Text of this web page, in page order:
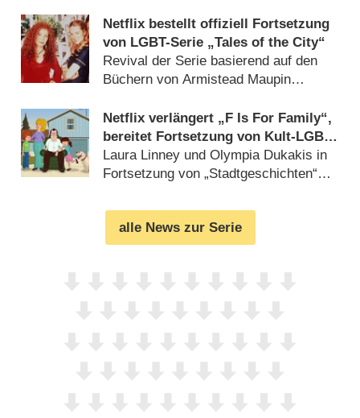
Netflix bestellt offiziell Fortsetzung
von LGBT-Serie „Tales of the City“
Revival der Serie basierend auf den
Büchern von Armistead Maupin
Netflix verlängert „F Is For Family“,
bereitet Fortsetzung von Kult-LGBT-
Serie vor
Laura Linney und Olympia Dukakis in
Fortsetzung von „Stadtgeschichten“
alle News zur Serie